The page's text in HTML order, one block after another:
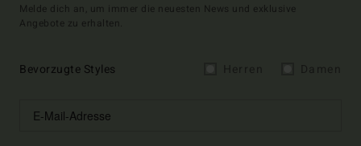
Melde dich an, um immer die neuesten News und exklusive
Angebote zu erhalten.
Bevorzugte Styles